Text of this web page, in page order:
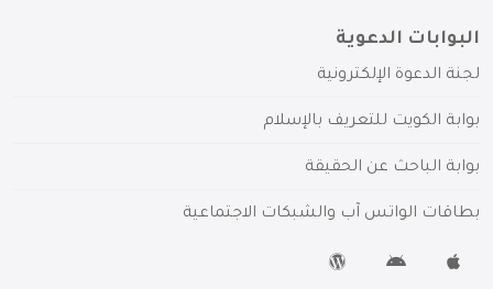
البوابات الدعوية
لجنة الدعوة الإلكترونية
بوابة الكويت للتعريف بالإسلام
بوابة الباحث عن الحقيقة
بطاقات الواتس آب والشبكات الاجتماعية